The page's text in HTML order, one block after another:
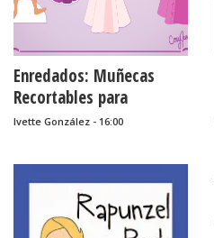
Enredados: Muñecas
Recortables para
Imprimir Gratis.
Ivette González - 16:00